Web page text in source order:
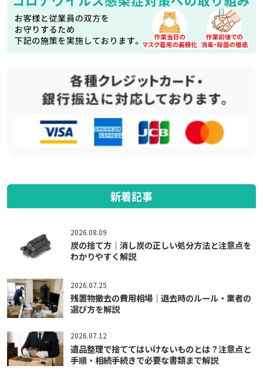
新着記事
2026.08.09
炭の捨て方｜消し炭の正しい処分方法と注意点を
わかりやすく解説
2026.07.25
残置物撤去の費用相場｜退去時のルール・業者の
選び方を解説
2026.07.12
遺品整理で捨ててはいけないものとは？注意点と
手順・相続手続きで必要な書類まで解説